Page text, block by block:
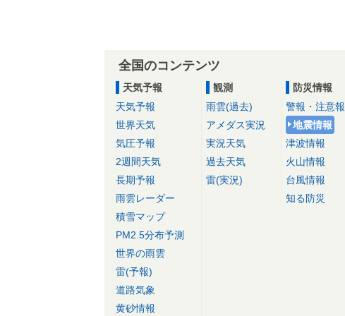
全国のコンテンツ
天気予報
天気予報
世界天気
気圧予報
2週間天気
長期予報
雨雲レーダー
積雪マップ
PM2.5分布予測
世界の雨雲
雷(予報)
道路気象
黄砂情報
観測
雨雲(過去)
アメダス実況
実況天気
過去天気
雷(実況)
防災情報
警報・注意報
地震情報
津波情報
火山情報
台風情報
知る防災